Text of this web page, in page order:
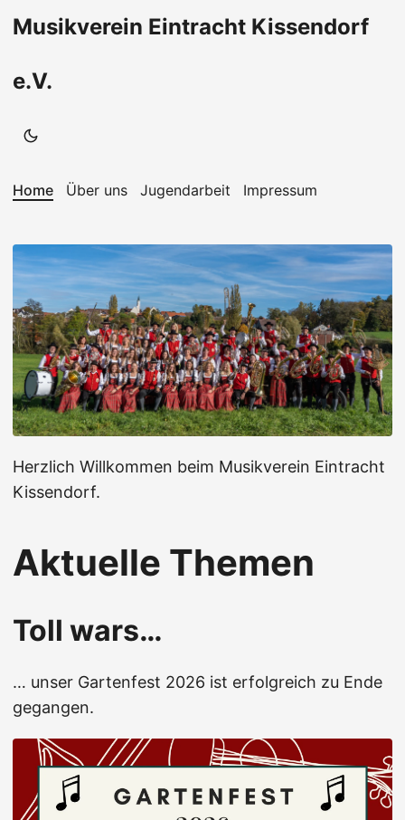
Musikverein Eintracht Kissendorf
e.V.
Home Über uns Jugendarbeit Impressum
Herzlich Willkommen beim Musikverein Eintracht
Kissendorf.
Aktuelle Themen
Toll wars…
… unser Gartenfest 2026 ist erfolgreich zu Ende
gegangen.